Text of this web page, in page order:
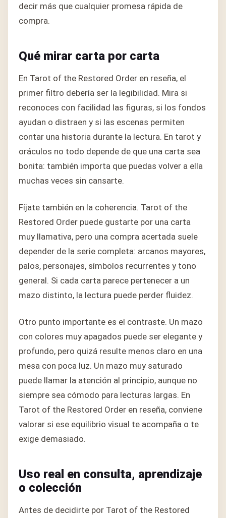
decir más que cualquier promesa rápida de
compra.
Qué mirar carta por carta
En Tarot of the Restored Order en reseña, el
primer filtro debería ser la legibilidad. Mira si
reconoces con facilidad las figuras, si los fondos
ayudan o distraen y si las escenas permiten
contar una historia durante la lectura. En tarot y
oráculos no todo depende de que una carta sea
bonita: también importa que puedas volver a ella
muchas veces sin cansarte.
Fíjate también en la coherencia. Tarot of the
Restored Order puede gustarte por una carta
muy llamativa, pero una compra acertada suele
depender de la serie completa: arcanos mayores,
palos, personajes, símbolos recurrentes y tono
general. Si cada carta parece pertenecer a un
mazo distinto, la lectura puede perder fluidez.
Otro punto importante es el contraste. Un mazo
con colores muy apagados puede ser elegante y
profundo, pero quizá resulte menos claro en una
mesa con poca luz. Un mazo muy saturado
puede llamar la atención al principio, aunque no
siempre sea cómodo para lecturas largas. En
Tarot of the Restored Order en reseña, conviene
valorar si ese equilibrio visual te acompaña o te
exige demasiado.
Uso real en consulta, aprendizaje
o colección
Antes de decidirte por Tarot of the Restored